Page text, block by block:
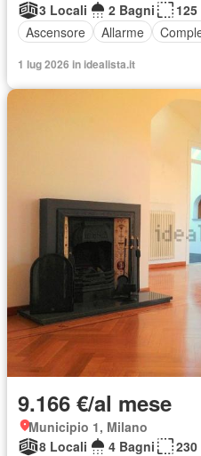
3 Locali
2 Bagni
125
Ascensore
Allarme
1 lug 2026 in idealista.it
9.166 €/al mese
Municipio 1, Milano
8 Locali
4 Bagni
230